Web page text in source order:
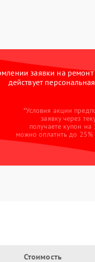
заявки на ремонт
действует
*Условия акции
заявку через
получаете купон
можно оплатить до
Стоимость